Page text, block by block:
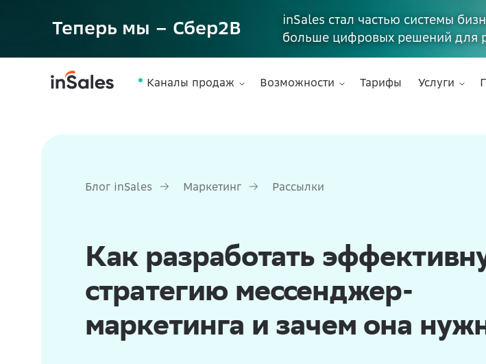
Теперь мы – Сбер2B
inSales стал частью системы
больше цифровых решений для
Каналы продаж Возможности Тарифы Услуги
Блог inSales Маркетинг Рассылки
Как разработать
стратегию мессенджер-
маркетинга и зачем она